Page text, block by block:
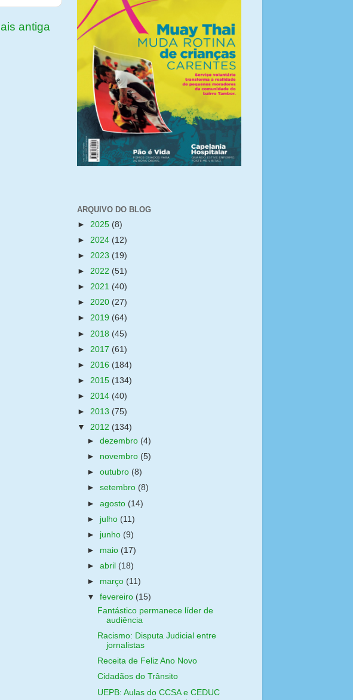
antiga
ARQUIVO DO BLOG
► 2025 (8)
► 2024 (12)
► 2023 (19)
► 2022 (51)
► 2021 (40)
► 2020 (27)
► 2019 (64)
► 2018 (45)
► 2017 (61)
► 2016 (184)
► 2015 (134)
► 2014 (40)
► 2013 (75)
▼ 2012 (134)
►dezembro (4)
► novembro (5)
►outubro (8)
►setembro (8)
►agosto (14)
► julho (11)
► junho (9)
► maio (17)
►abril (18)
► março (11)
▼fevereiro (15)
Fantástico permanece líder de
audiência
Racismo: Disputa Judicial entre
jornalistas
Receita de Feliz Ano Novo
Cidadãos do Trânsito
UEPB: Aulas do CCSA e CEDUC